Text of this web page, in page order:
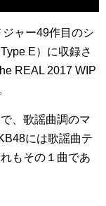
ジャー49作目のシ
E）に収録さ
REAL 2017 WIP
、歌謡曲調のマ
には歌謡曲テ
もその１曲であ